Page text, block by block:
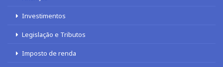
Investimentos
Legislação e Tributos
Imposto de renda